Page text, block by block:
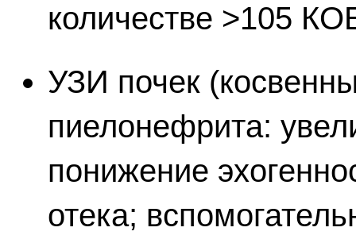
количестве >105
УЗИ почек
пиелонефрита:
понижение
отека;